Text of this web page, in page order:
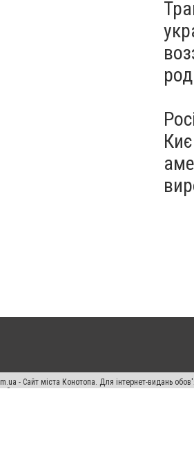
- Сайт міста Конотопа. Для інтернет-видань
Законом.